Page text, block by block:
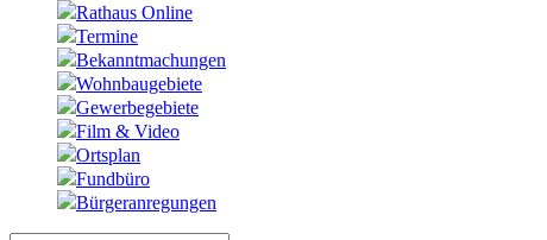
Rathaus Online
Termine
Bekanntmachungen
Wohnbaugebiete
Gewerbegebiete
Film & Video
Ortsplan
Fundbüro
Bürgeranregungen